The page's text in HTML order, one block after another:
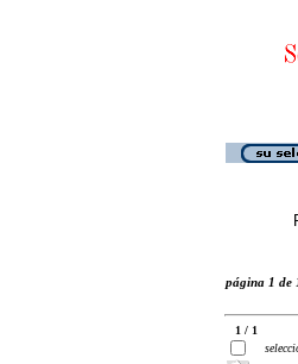
página 1 de
1 / 1